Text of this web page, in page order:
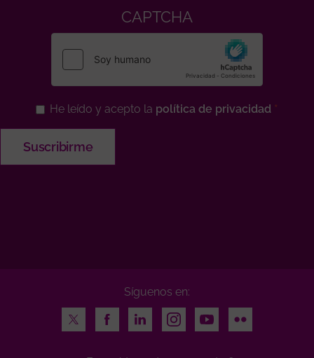
CAPTCHA
He leído y acepto la política de privacidad
Síguenos en:
Twitter
FacebookLinkedInInstagramYoutubeFlickr